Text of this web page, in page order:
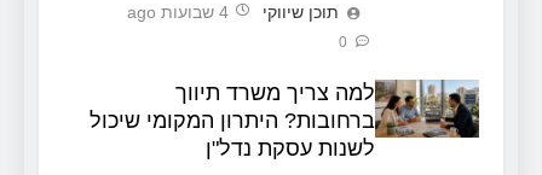
תוכן שיווקי 4 שבועות ago
0
למה צריך משרד תיווך
ברחובות? היתרון המקומי שיכול
לשנות עסקת נדל"ן